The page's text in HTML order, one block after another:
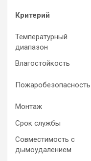
Критерий
Температурный
диапазон
Влагостойкость
Пожаробезопасность
Монтаж
Срок службы
Совместимость с
дымоудалением